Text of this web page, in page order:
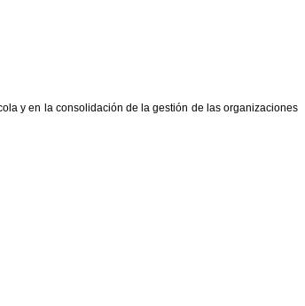
y en la consolidación de la gestión de las organizaciones